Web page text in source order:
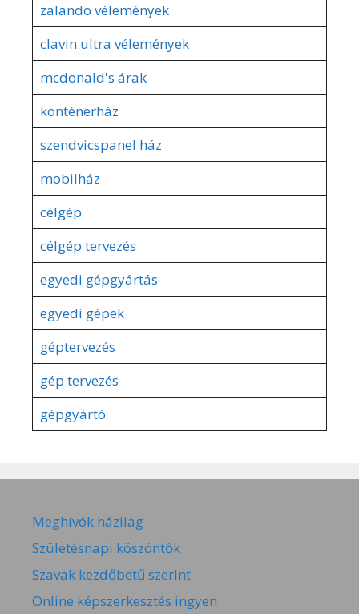
zalando vélemények
clavin ultra vélemények
mcdonald's árak
konténerház
szendvicspanel ház
mobilház
célgép
célgép tervezés
egyedi gépgyártás
egyedi gépek
géptervezés
gép tervezés
gépgyártó
Meghívók házilag
Születésnapi köszöntők
Szavak kezdőbetű szerint
Online képszerkesztés ingyen